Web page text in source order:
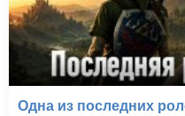
Одна из последних